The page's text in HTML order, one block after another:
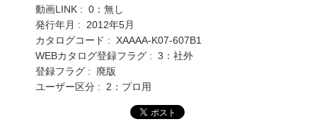
動画LINK : 0：無し
発行年月 : 2012年5月
カタログコード : XAAAA-K07-607B1
WEBカタログ登録フラグ : 3：社外
登録フラグ : 廃版
ユーザー区分 : 2：プロ用